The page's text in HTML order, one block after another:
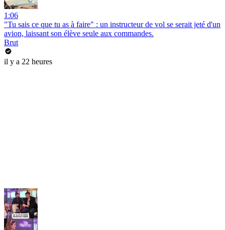
1:06
"Tu sais ce que tu as à faire" : un instructeur de vol se serait jeté d'un
avion, laissant son élève seule aux commandes.
Brut
il y a 22 heures